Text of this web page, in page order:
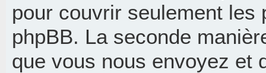
pour couvrir seulement les
phpBB. La seconde
que vous nous envoyez et